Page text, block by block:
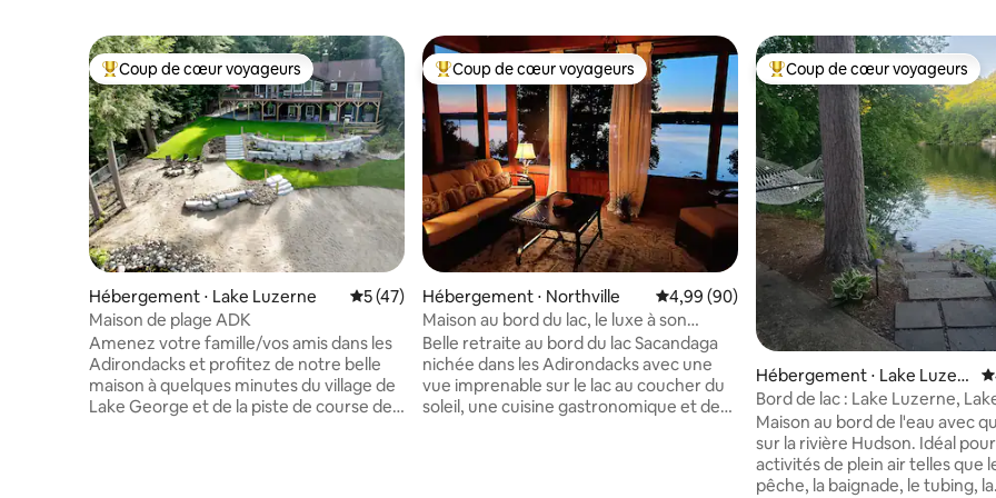
Coups de cœur voyageurs les plus appréciés
Coup de cœur voyageurs
Hébergement ⋅ Lake Luzerne Évaluation moyenne sur la base de 47 commentaires : 5 sur 5
5 (47)
Maison de plage ADK
Amenez votre famille/vos amis dans les
Adirondacks et profitez de notre belle
maison à quelques minutes du village de
Lake George et de la piste de course de
Coups de cœur voyageurs les plus appréciés
Coup de cœur voyageurs
Hébergement ⋅ Northville Évaluation moyenne sur la base de 90
4,99 (90)
Maison au bord du lac, le luxe à son
meilleur !
Belle retraite au bord du lac Sacandaga
nichée dans les Adirondacks avec une
vue imprenable sur le lac au coucher du
soleil, une cuisine gastronomique et des
Coups de cœur voyageurs les
Coup de cœur voyageurs
Hébergement ⋅ Lake Luzer
ne
Bord de lac : Lake Luzerne,
Saratoga
Maison au bord de l'eau avec
sur la rivière Hudson. Idéal pour les
activités de plein air telles que
pêche, la baignade, le tubing, la